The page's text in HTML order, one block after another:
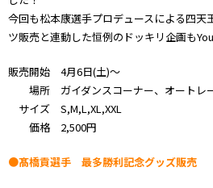
今回も松本康選手プロデュースによる四天
ツ販売と連動した恒例のドッキリ企画も
販売開始 4月6日(土)～
場所 ガイダンスコーナー、オートレ
サイズ S,M,L,XL,XXL
価格 2,500円
●髙橋貢選手 最多勝利記念グッズ販売